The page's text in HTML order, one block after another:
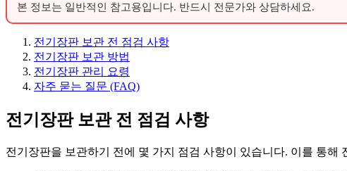
본 정보는 일반적인 참고용입니다. 반드시 전문가와 상담하세요.
전기장판 보관 전 점검 사항
전기장판 보관 방법
전기장판 관리 요령
자주 묻는 질문 (FAQ)
전기장판 보관 전 점검 사항
전기장판을 보관하기 전에 몇 가지 점검 사항이 있습니다. 이를 통해